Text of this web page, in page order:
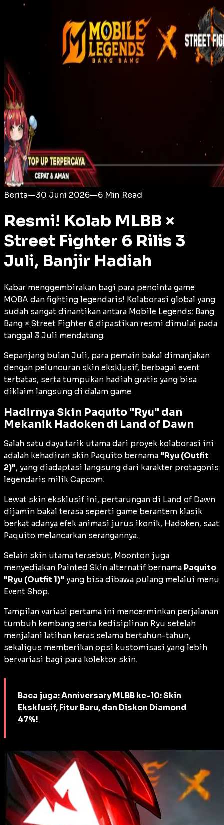
Berita—30 Juni 2026—6 Min Read
Resmi! Kolab MLBB ×
Street Fighter 6 Rilis 3
Juli, Banjir Hadiah
Kabar menggembirakan bagi para pencinta game
MOBA dan fighting legendaris! Kolaborasi global yang
sudah sangat dinantikan antara Mobile Legends: Bang
Bang × Street Fighter 6 dipastikan resmi dimulai pada
tanggal 3 Juli mendatang.
Sepanjang bulan Juli, para pemain bakal dimanjakan
dengan peluncuran skin eksklusif, berbagai event
terbatas, serta tumpukan hadiah gratis yang bisa
diklaim langsung di dalam game.
Hadirnya Skin Paquito "Ryu" dan
Mekanik Hadoken di Land of Dawn
Salah satu daya tarik utama dari proyek kolaborasi ini
adalah kehadiran skin Paquito bernama "Ryu (Outfit
2)", yang diadaptasi langsung dari karakter protagonis
legendaris milik Capcom.
Lewat skin eksklusif ini, pertarungan di Land of Dawn
dijamin bakal terasa seperti game berantem klasik
berkat adanya efek animasi jurus ikonik, Hadoken, saat
Paquito melancarkan serangannya.
Selain skin utama tersebut, Moonton juga
menyediakan Painted Skin alternatif bernama Paquito
"Ryu (Outfit 1)" yang bisa dibawa pulang melalui menu
Event Shop.
Tampilan variasi pertama ini mencerminkan perjalanan
tumbuh kembang serta kedisiplinan Ryu setelah
menjalani latihan keras selama bertahun-tahun,
sekaligus memberikan opsi kustomisasi yang lebih
bervariasi bagi para kolektor skin.
Baca juga:Anniversary MLBB ke-10: Skin
Eksklusif, Fitur Baru, dan Diskon Diamond
47%!